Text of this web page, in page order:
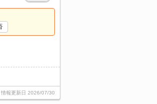
情報更新日 2026/07/30